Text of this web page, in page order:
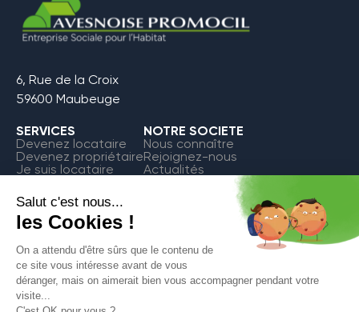
6, Rue de la Croix
59600 Maubeuge
SERVICES
Devenez locataire
Devenez propriétaire
Je suis locataire
NOTRE SOCIETE
Nous connaître
Rejoignez-nous
Actualités
Espace Locataire